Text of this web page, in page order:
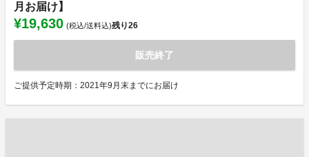
月お届け】
¥19,630 (税込/送料込)残り26
販売終了
ご提供予定時期：2021年9月末までにお届け